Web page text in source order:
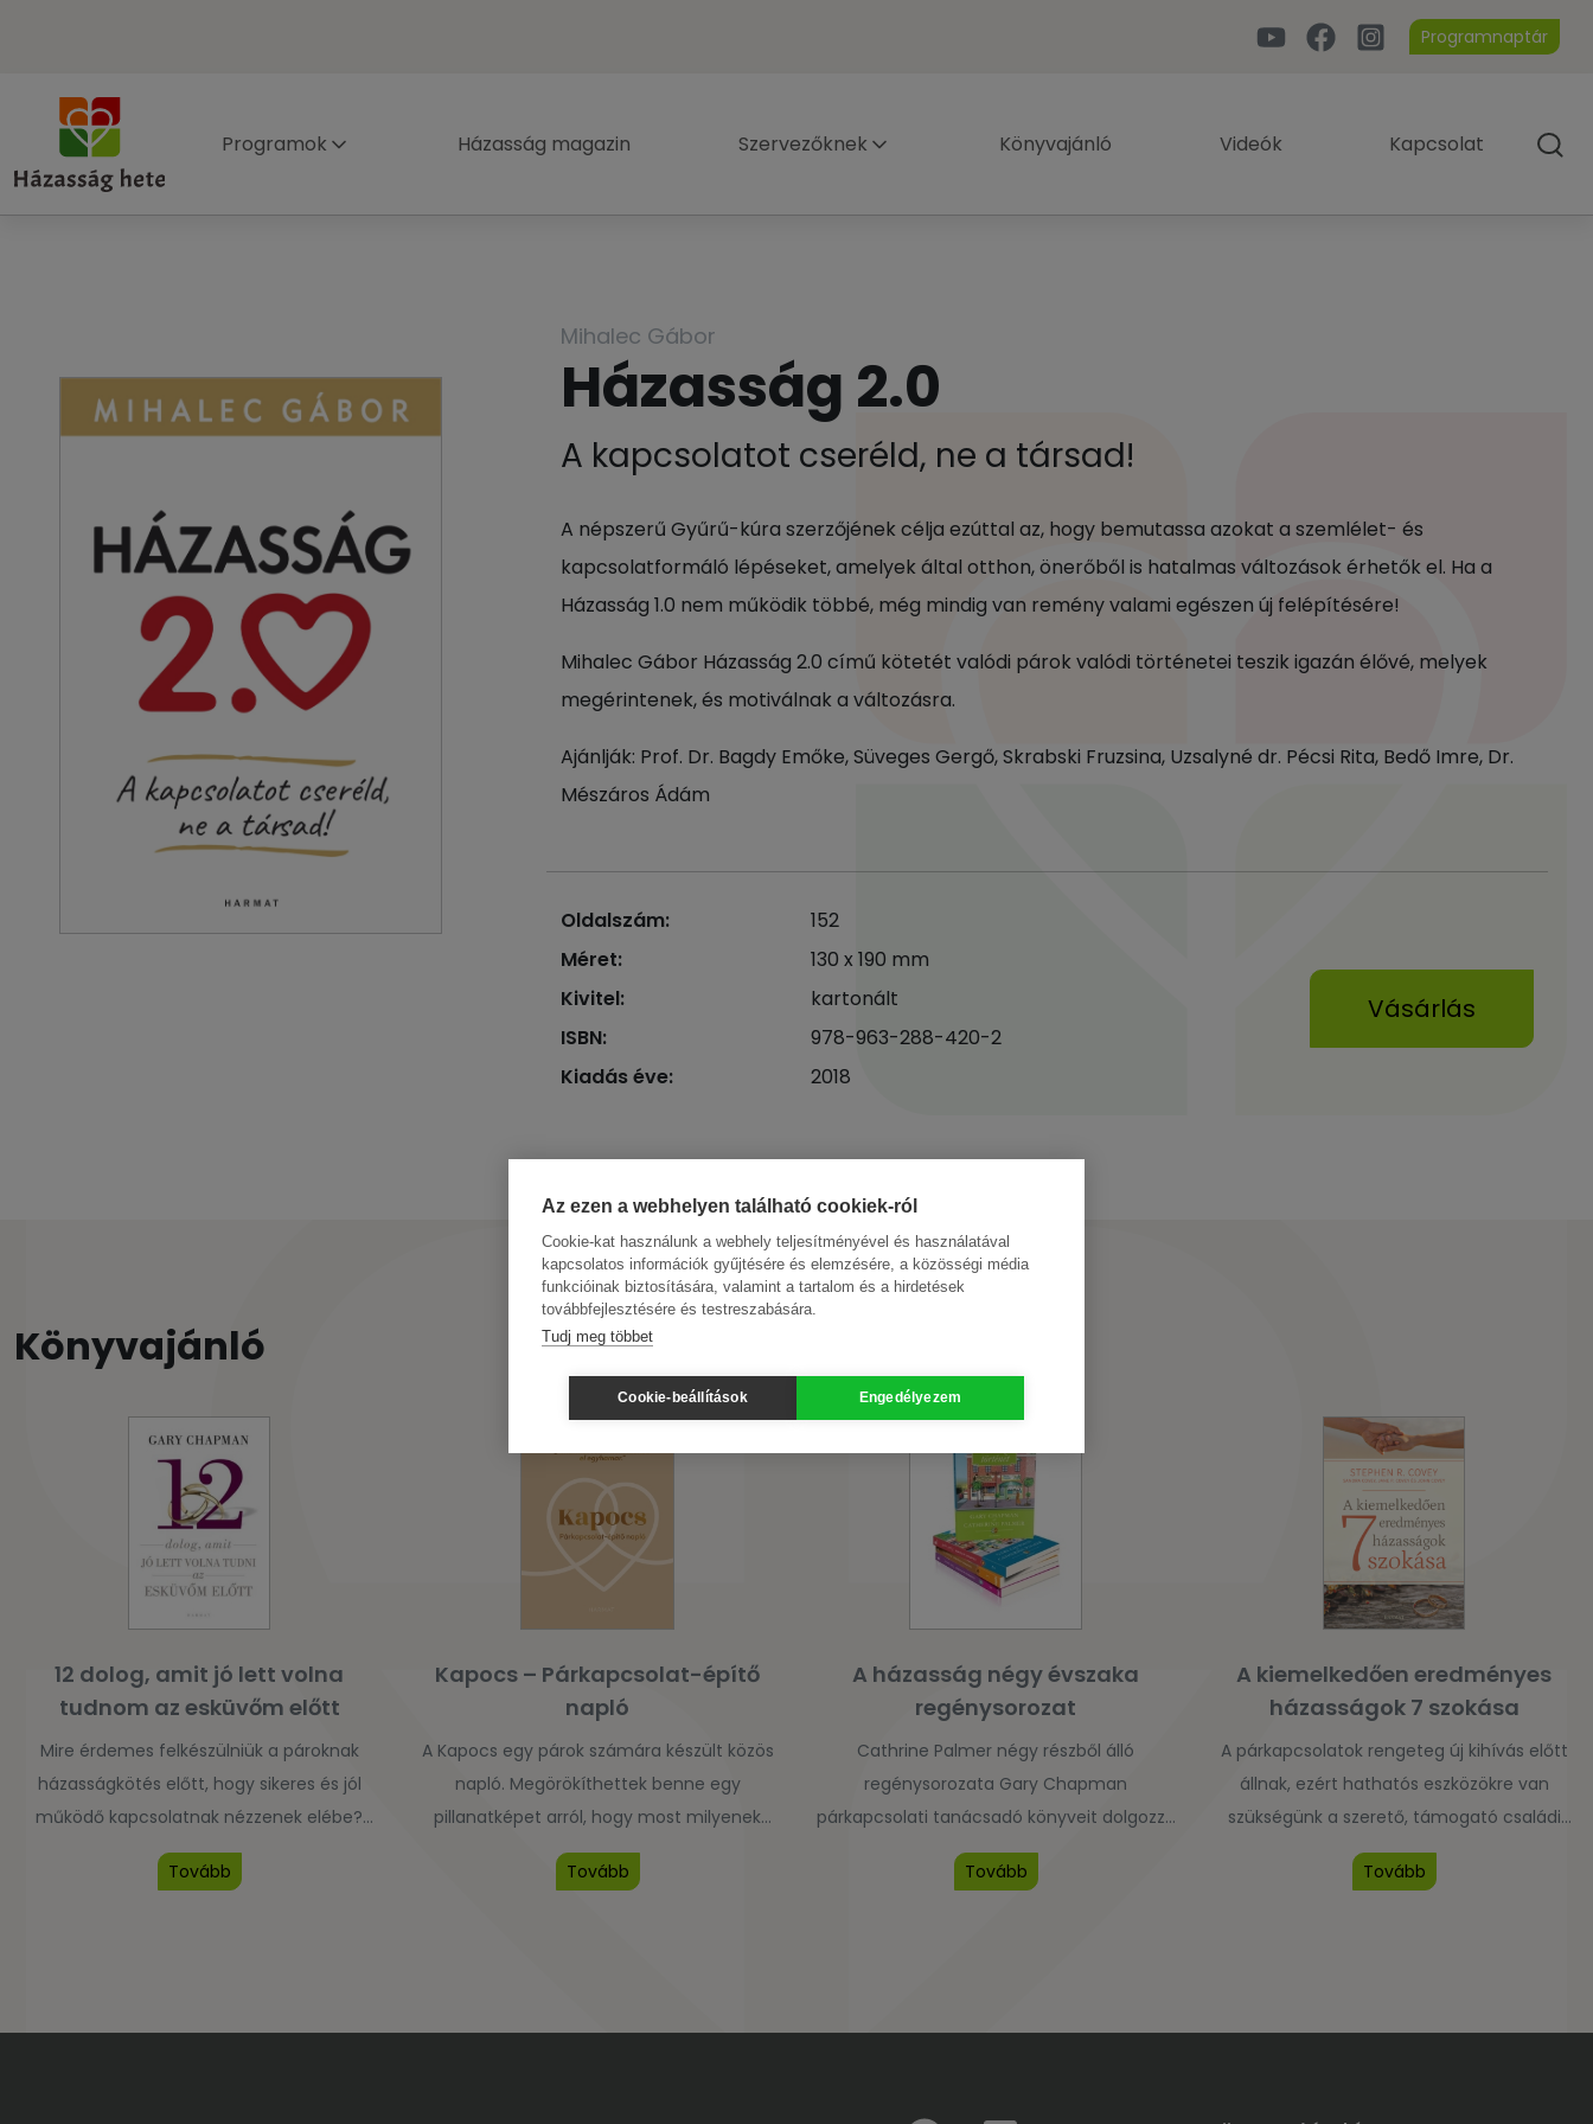
Programnaptár
Programok Házasság magazin Szervezőknek Könyvajánló Videók Kapcsolat
Mihalec Gábor
Házasság 2.0
A kapcsolatot cseréld, ne a társad!
A népszerű Gyűrű-kúra szerzőjének célja ezúttal az, hogy bemutassa azokat a szemlélet- és
kapcsolatformáló lépéseket, amelyek által otthon, önerőből is hatalmas változások érhetők el. Ha a
Házasság 1.0 nem működik többé, még mindig van remény valami egészen új felépítésére!
Mihalec Gábor Házasság 2.0 című kötetét valódi párok valódi történetei teszik igazán élővé, melyek
megérintenek, és motiválnak a változásra.
Ajánlják: Prof. Dr. Bagdy Emőke, Süveges Gergő, Skrabski Fruzsina, Uzsalyné dr. Pécsi Rita, Bedő Imre, Dr.
Mészáros Ádám
Oldalszám:
152
Méret:
130 x 190 mm
Kivitel:
kartonált
ISBN:
978-963-288-420-2
Kiadás éve:
2018
Vásárlás
Könyvajánló
12 dolog, amit jó lett volna
tudnom az esküvőm előtt
Mire érdemes felkészülniük a pároknak
házasságkötés előtt, hogy sikeres és jól
működő kapcsolatnak nézzenek elébe?
Kommunikáció, érzelmek kifejezése,
konfliktusmegoldás, bocsánatkérés,
Tovább
Kapocs – Párkapcsolat-építő
napló
A Kapocs egy párok számára készült közös
napló. Megörökíthettek benne egy
pillanatképet arról, hogy most milyenek
vagytok ti ketten, hogyan látjátok a
kapcsolatotok egy-egy oldalát, ehhez
Tovább
A házasság négy évszaka
regénysorozat
Cathrine Palmer négy részből álló
regénysorozata Gary Chapman
párkapcsolati tanácsadó könyveit dolgozza
fel, aki szerint a házasságokban is
megfigyelhető a négy évszak váltakozása.
párkeresőkkel, fiatal házasokkal,
Tovább
A kiemelkedően eredményes
házasságok 7 szokása
A párkapcsolatok rengeteg új kihívás előtt
állnak, ezért hathatós eszközökre van
szükségünk a szerető, támogató családi
légkör fenntartására. Stephen R. Covey, A
kiemelkedően eredményes emberek 7
megteremtéséhez.
Tovább
Az ezen a webhelyen található cookiek-ról
Cookie-kat használunk a webhely teljesítményével és használatával
kapcsolatos információk gyűjtésére és elemzésére, a közösségi média
funkcióinak biztosítására, valamint a tartalom és a hirdetések
továbbfejlesztésére és testreszabására.
Tudj meg többet
Cookie-beállítások Engedélyezem